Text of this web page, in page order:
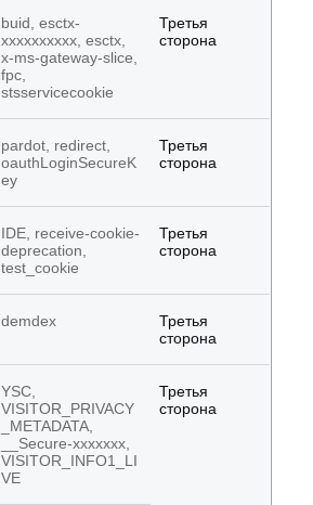
buid, esctx-
xxxxxxxxxx, esctx,
x-ms-gateway-slice,
fpc,
stsservicecookie
Третья
сторона
pardot, redirect,
oauthLoginSecureK
ey
Третья
сторона
IDE, receive-cookie-
deprecation,
test_cookie
Третья
сторона
demdex
Третья
сторона
YSC,
VISITOR_PRIVACY
_METADATA,
__Secure-xxxxxxx,
VISITOR_INFO1_LI
VE
Третья
сторона